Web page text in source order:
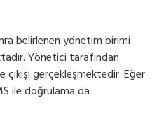
belirlenen yönetim birimi
Yönetici tarafından
gerçekleşmektedir. Eğer
ile doğrulama da